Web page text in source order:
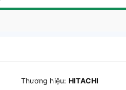
Thương hiệu: HITACHI